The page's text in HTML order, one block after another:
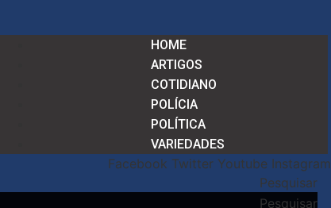
HOME
ARTIGOS
COTIDIANO
POLÍCIA
POLÍTICA
VARIEDADES
Facebook Twitter Youtube Instagram
Pesquisar
Pesquisar